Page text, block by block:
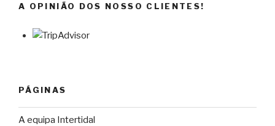
A OPINIÃO DOS NOSSO CLIENTES!
PÁGINAS
A equipa Intertidal